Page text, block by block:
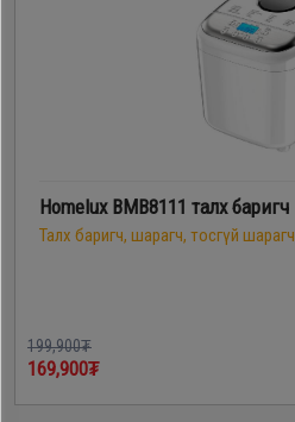
Homelux BMB8111 талх баригч
Талх баригч, шарагч, тосгүй шарагч
199,900₮
169,900₮